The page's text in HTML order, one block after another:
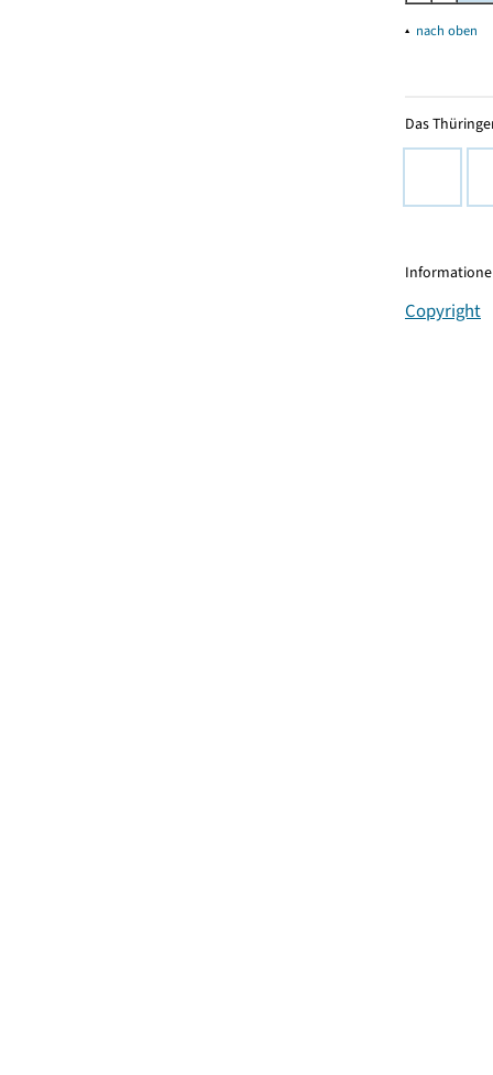
▴ nach oben
Das
Copyright